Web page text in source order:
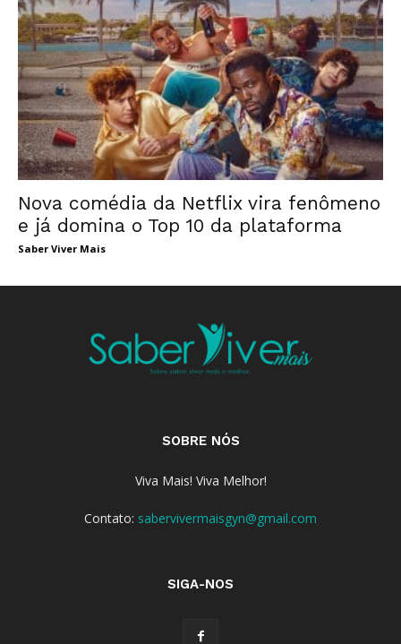
Nova comédia da Netflix vira fenômeno
e já domina o Top 10 da plataforma
Saber Viver Mais
SOBRE NÓS
Viva Mais! Viva Melhor!
Contato: sabervivermaisgyn@gmail.com
SIGA-NOS